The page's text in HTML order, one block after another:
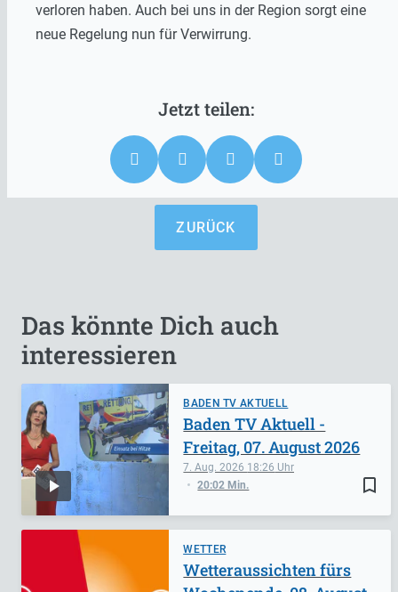
verloren haben. Auch bei uns in der Region sorgt eine
neue Regelung nun für Verwirrung.
ZURÜCK
Das könnte Dich auch
interessieren
BADEN TV AKTUELL
bookmark_border
7. Aug. 2026 18:26
20:02 Min.
Baden TV Aktuell -
Freitag, 07. August 2026
WETTER
Wetteraussichten fürs